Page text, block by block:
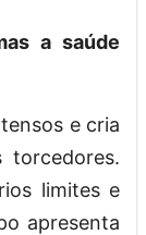
a saúde
e cria
torcedores.
limites e
apresenta